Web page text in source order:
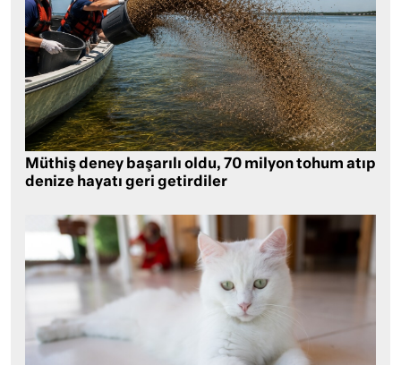
Müthiş deney başarılı oldu, 70 milyon tohum atıp
denize hayatı geri getirdiler